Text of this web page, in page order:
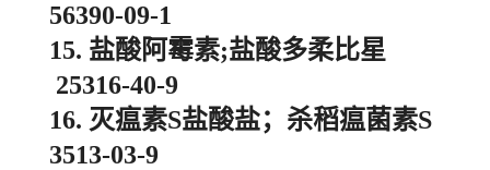
56390-09-1
15. 盐酸阿霉素;盐酸多柔比星
25316-40-9
16. 灭瘟素S盐酸盐；杀稻瘟菌素S
3513-03-9